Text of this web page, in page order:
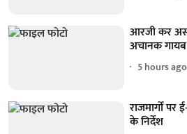
आरजी कर
अचानक गायब
5 hours ago
राजमार्गों
के निर्देश